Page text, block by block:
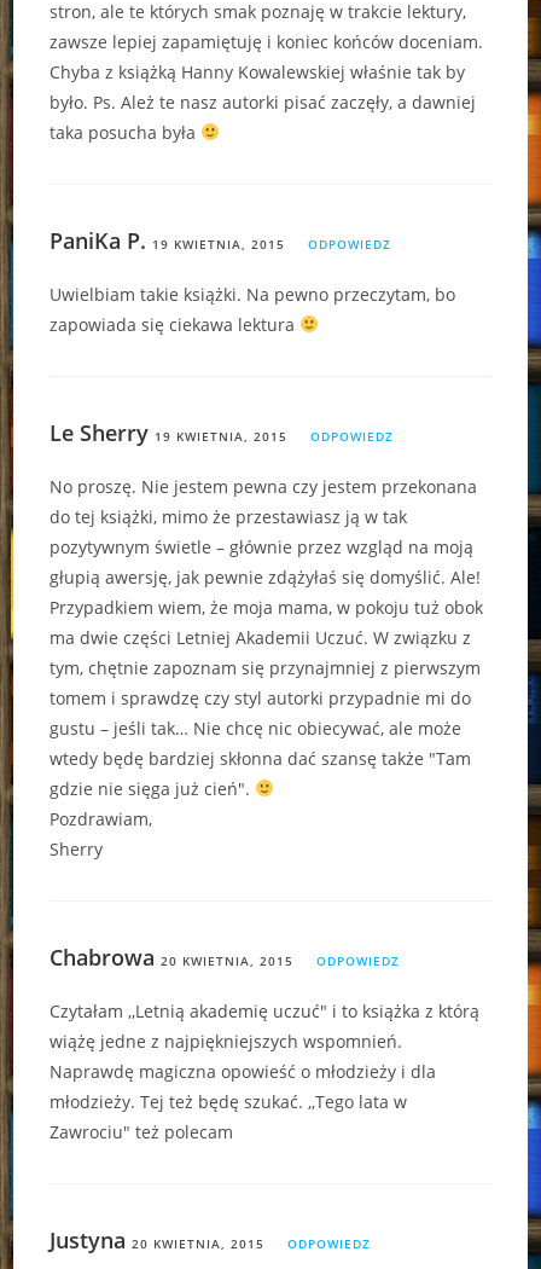
stron, ale te których smak poznaję w trakcie lektury,
zawsze lepiej zapamiętuję i koniec końców doceniam.
Chyba z książką Hanny Kowalewskiej właśnie tak by
było. Ps. Ależ te nasz autorki pisać zaczęły, a dawniej
taka posucha była
PaniKa P. 19 KWIETNIA, 2015 ODPOWIEDZ
Uwielbiam takie książki. Na pewno przeczytam, bo
zapowiada się ciekawa lektura
Le Sherry 19 KWIETNIA, 2015 ODPOWIEDZ
No proszę. Nie jestem pewna czy jestem przekonana
do tej książki, mimo że przestawiasz ją w tak
pozytywnym świetle – głównie przez wzgląd na moją
głupią awersję, jak pewnie zdążyłaś się domyślić. Ale!
Przypadkiem wiem, że moja mama, w pokoju tuż obok
ma dwie części Letniej Akademii Uczuć. W związku z
tym, chętnie zapoznam się przynajmniej z pierwszym
tomem i sprawdzę czy styl autorki przypadnie mi do
gustu – jeśli tak… Nie chcę nic obiecywać, ale może
wtedy będę bardziej skłonna dać szansę także "Tam
gdzie nie sięga już cień".
Pozdrawiam,
Sherry
Chabrowa 20 KWIETNIA, 2015 ODPOWIEDZ
Czytałam ,,Letnią akademię uczuć" i to książka z którą
wiążę jedne z najpiękniejszych wspomnień.
Naprawdę magiczna opowieść o młodzieży i dla
młodzieży. Tej też będę szukać. ,,Tego lata w
Zawrociu" też polecam
Justyna 20 KWIETNIA, 2015 ODPOWIEDZ